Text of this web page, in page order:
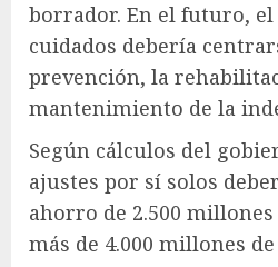
borrador. En el futuro, el
cuidados debería
prevención, la
mantenimiento de la
Según cálculos del
ajustes por sí solos
ahorro de 2.500
más de 4.000 millones